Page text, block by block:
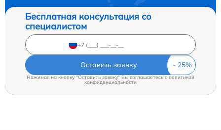
Бесплатная консультация со
специалистом
Оставить заявку
Нажимая на кнопку "Оставить заявку" Вы соглашаетесь c политикой
конфиденциальности